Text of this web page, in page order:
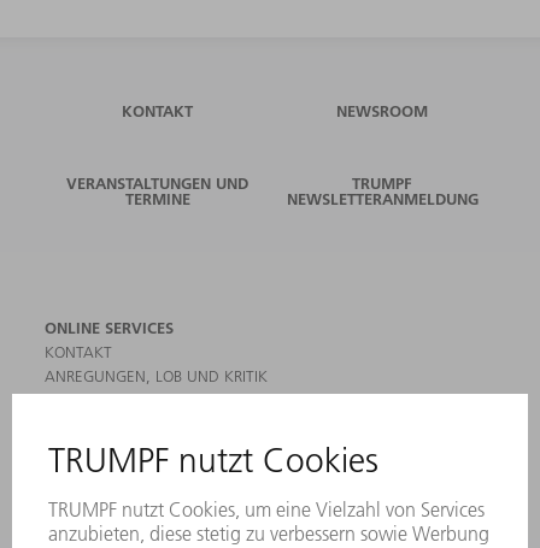
KONTAKT NEWSROOM
VERANSTALTUNGEN UND
TERMINE
TRUMPF
NEWSLETTERANMELDUNG
ONLINE SERVICES
KONTAKT
ANREGUNGEN, LOB UND KRITIK
STANDORTE
NEWSLETTER-ANMELDUNG
MYTRUMPF
SICHERHEITSDATENBLÄTTER
HÄNDLERSUCHE ELEKTROWERKZEUGE